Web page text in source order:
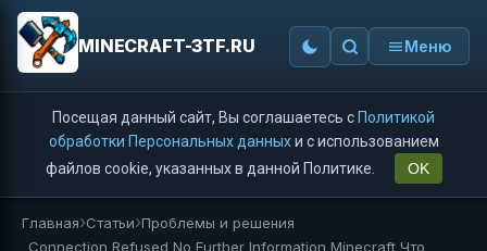
MINECRAFT-3TF.RU Меню
Посещая данный сайт, Вы соглашаетесь с Политикой
обработки Персональных данныхи с использованием
файлов cookie, указанных в данной Политике.
OK
Главная Статьи Проблемы и решения
Connection Refused No Further Information Minecraft Что